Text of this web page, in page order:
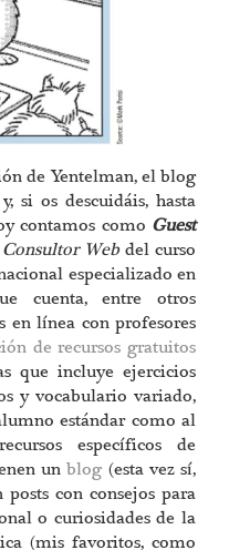
de Yentelman, el blog
si os descuidáis, hasta
contamos como Guest
Consultor Webdel curso
especializado en
cuenta, entre otros
en línea con profesores
de recursos gratuitos
que incluye ejercicios
y vocabulario variado,
estándar como al
específicos de
unblog (esta vez sí,
con consejos para
o curiosidades de la
(mis favoritos, como